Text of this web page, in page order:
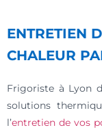
ENTRETIEN
CHALEUR
Frigoriste à Lyon
solutions
l’entretien de vos